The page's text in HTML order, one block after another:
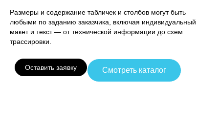
Размеры и содержание табличек и столбов могут быть
любыми по заданию заказчика, включая индивидуальный
макет и текст — от технической информации до схем
трассировки.
Оставить заявку Смотреть каталог